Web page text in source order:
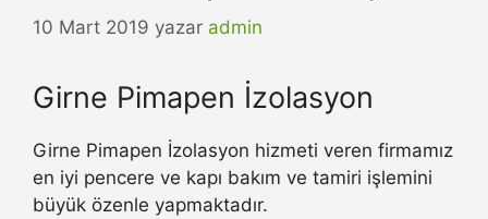
10 Mart 2019 yazar admin
Girne Pimapen İzolasyon
Girne Pimapen İzolasyon hizmeti veren firmamız
en iyi pencere ve kapı bakım ve tamiri işlemini
büyük özenle yapmaktadır.